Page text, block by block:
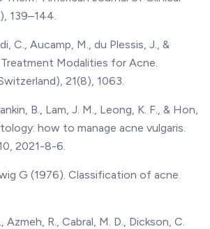
139–144.
C., Aucamp, M., du Plessis, J., &
Modalities for Acne.
21(8), 1063.
B., Lam, J. M., Leong, K. F., & Hon,
how to manage acne vulgaris.
2021-8-6.
G (1976). Classification of acne.
Azmeh, R., Cabral, M. D., Dickson, C.